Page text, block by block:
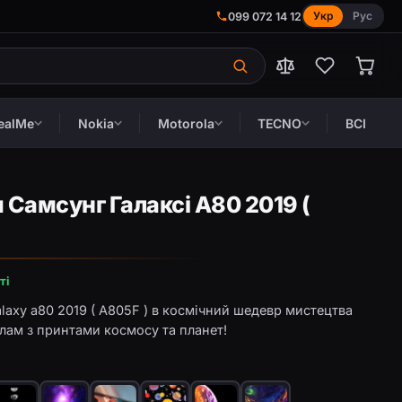
099 072 14 12 Укр Рус
Nokia Motorola TECNO ВСІ
Галаксі A80 2019 (
a80 2019 ( A805F ) в космічний шедевр мистецтва
з принтами космосу та планет!